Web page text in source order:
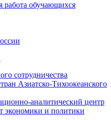
работа обучающихся
сотрудничества
Азиатско-Тихоокеанского
аналитический центр
экономики и политики